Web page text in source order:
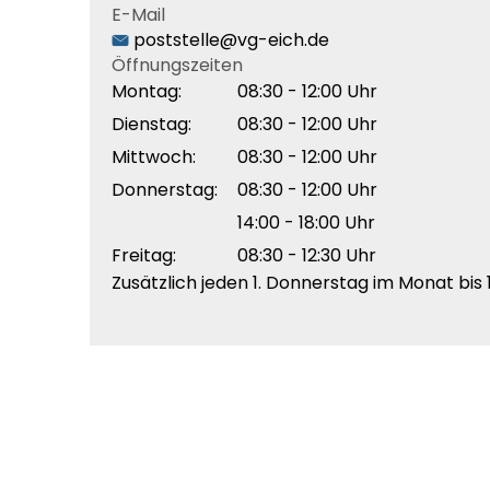
E-Mail
poststelle@vg-eich.de
Öffnungszeiten
Montag:
08:30 - 12:00 Uhr
Dienstag:
08:30 - 12:00 Uhr
Mittwoch:
08:30 - 12:00 Uhr
Donnerstag:
08:30 - 12:00 Uhr
14:00 - 18:00 Uhr
Freitag:
08:30 - 12:30 Uhr
Zusätzlich jeden 1. Donnerstag im Monat bis